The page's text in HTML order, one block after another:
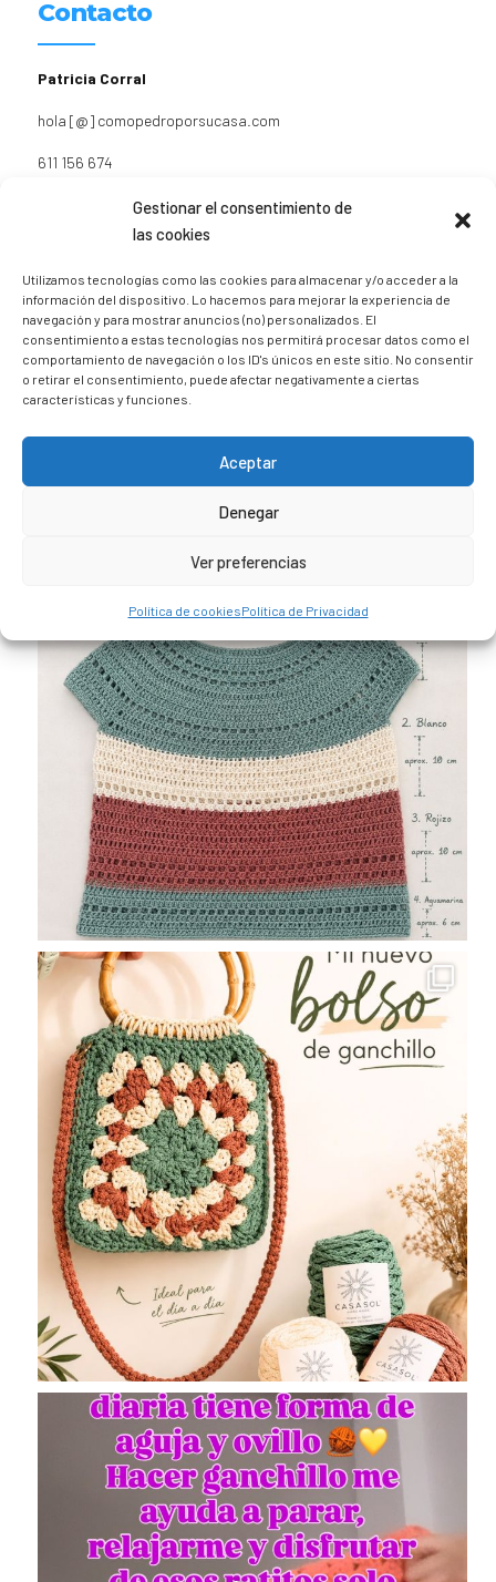
Gestionar el consentimiento de
las cookies
Utilizamos tecnologías como las cookies para almacenar y/o acceder a la
información del dispositivo. Lo hacemos para mejorar la experiencia de
navegación y para mostrar anuncios (no) personalizados. El
consentimiento a estas tecnologías nos permitirá procesar datos como el
comportamiento de navegación o los ID's únicos en este sitio. No consentir
o retirar el consentimiento, puede afectar negativamente a ciertas
características y funciones.
Aceptar
Denegar
Ver preferencias
Política de cookiesPolítica de Privacidad
Contacto
Patricia Corral
hola [@] comopedroporsucasa.com
611 156 674
@trizia_comopedroporsucasa
Sígueme en Instagram
Freelance | Web | RRSS
Mi tienda de productos ECO
Alquila tu Autocaravana en
Mi blog de viajes